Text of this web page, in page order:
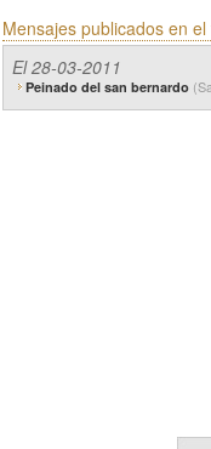
Mensajes publicados en el
El 28-03-2011
Peinado del san bernardo